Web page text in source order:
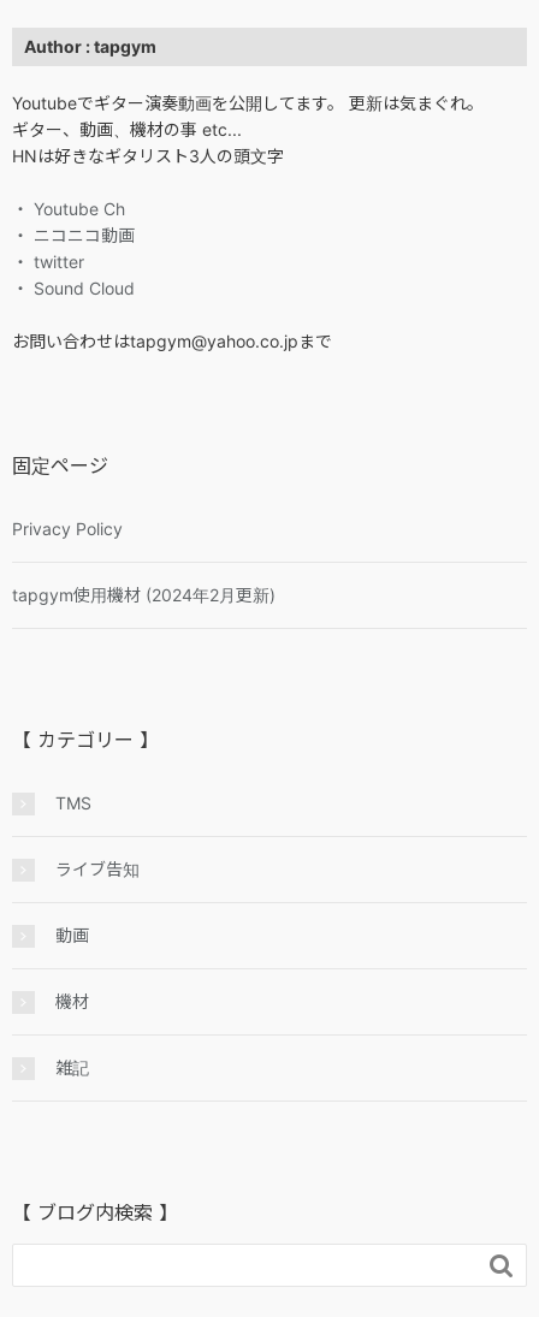
Author : tapgym
Youtubeでギター演奏動画を公開してます。 更新は気まぐれ。
ギター、動画、機材の事 etc...
HNは好きなギタリスト3人の頭文字
・ Youtube Ch
・ ニコニコ動画
・ twitter
・ Sound Cloud
お問い合わせはtapgym@yahoo.co.jpまで
固定ページ
Privacy Policy
tapgym使用機材 (2024年2月更新)
【 カテゴリー 】
TMS
ライブ告知
動画
機材
雑記
【 ブログ内検索 】
